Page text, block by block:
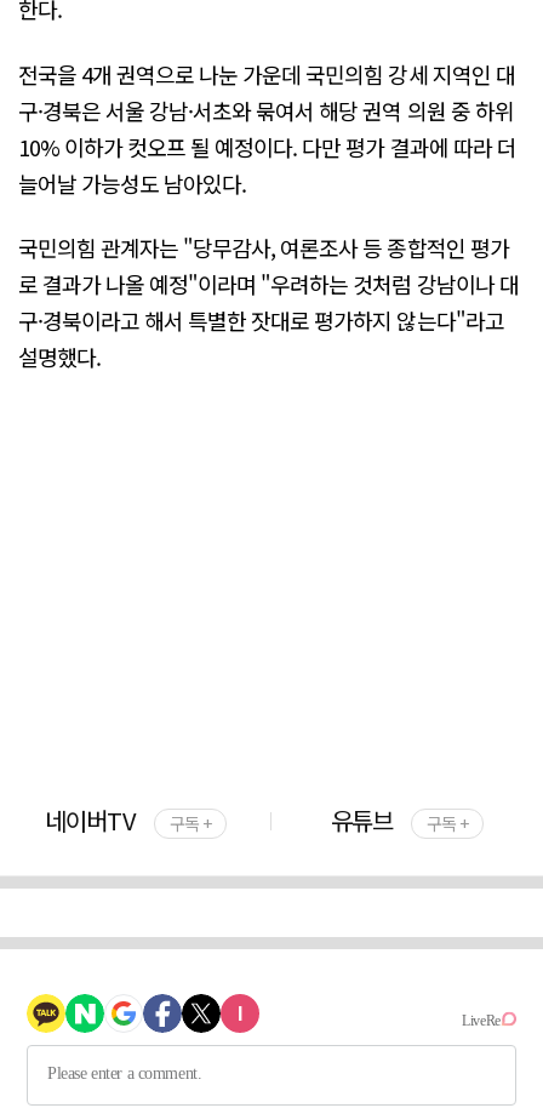
한다.
전국을 4개 권역으로 나눈 가운데 국민의힘 강세 지역인 대
구·경북은 서울 강남·서초와 묶여서 해당 권역 의원 중 하위
10% 이하가 컷오프 될 예정이다. 다만 평가 결과에 따라 더
늘어날 가능성도 남아있다.
국민의힘 관계자는 "당무감사, 여론조사 등 종합적인 평가
로 결과가 나올 예정"이라며 "우려하는 것처럼 강남이나 대
구·경북이라고 해서 특별한 잣대로 평가하지 않는다"라고
설명했다.
네이버TV 구독 + 유튜브 구독 +